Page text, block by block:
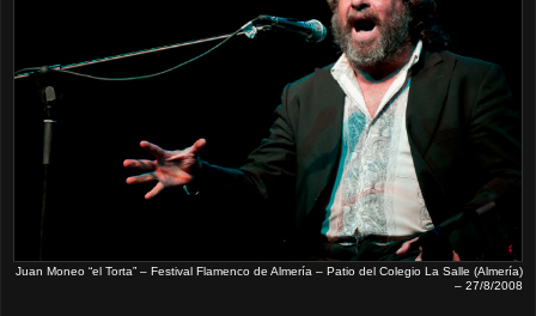
Juan Moneo “el Torta” – Festival Flamenco de Almería – Patio del Colegio La Salle (Almería)
– 27/8/2008